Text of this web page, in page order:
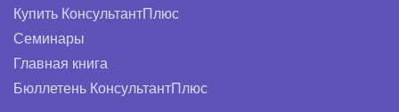
Купить КонсультантПлюс
Семинары
Главная книга
Бюллетень КонсультантПлюс